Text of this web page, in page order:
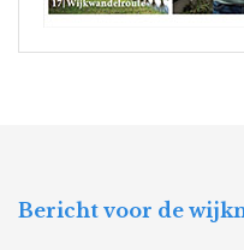
Bericht voor de